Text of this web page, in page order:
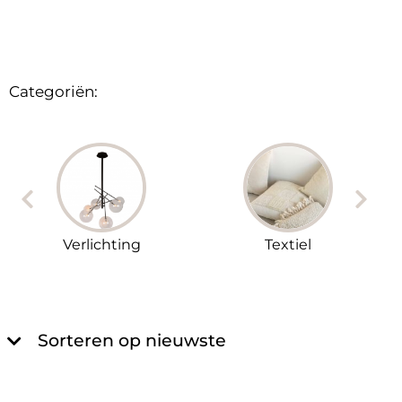
Categoriën:
Verlichting Textiel